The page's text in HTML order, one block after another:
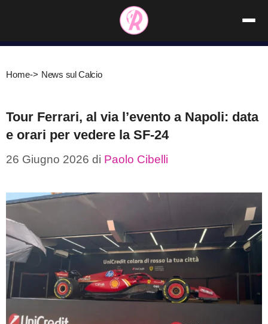
contenuto
Home-> News sul Calcio
Tour Ferrari, al via l’evento a Napoli: data
e orari per vedere la SF-24
26 Giugno 2026 di Paolo Cibelli